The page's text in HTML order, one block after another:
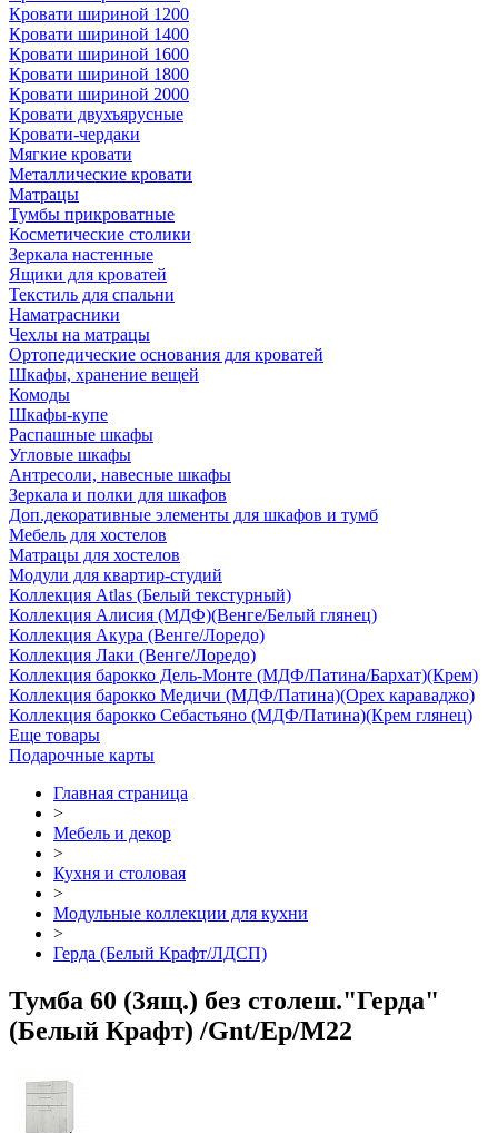
Кровати шириной 1200
Кровати шириной 1400
Кровати шириной 1600
Кровати шириной 1800
Кровати шириной 2000
Кровати двухъярусные
Кровати-чердаки
Мягкие кровати
Металлические кровати
Матрацы
Тумбы прикроватные
Косметические столики
Зеркала настенные
Ящики для кроватей
Текстиль для спальни
Наматрасники
Чехлы на матрацы
Ортопедические основания для кроватей
Шкафы, хранение вещей
Комоды
Шкафы-купе
Распашные шкафы
Угловые шкафы
Антресоли, навесные шкафы
Зеркала и полки для шкафов
Доп.декоративные элементы для шкафов и тумб
Мебель для хостелов
Матрацы для хостелов
Модули для квартир-студий
Коллекция Atlas (Белый текстурный)
Коллекция Алисия (МДФ)(Венге/Белый глянец)
Коллекция Акура (Венге/Лоредо)
Коллекция Лаки (Венге/Лоредо)
Коллекция барокко Дель-Монте (МДФ/Патина/Бархат)(Крем)
Коллекция барокко Медичи (МДФ/Патина)(Орех караваджо)
Коллекция барокко Себастьяно (МДФ/Патина)(Крем глянец)
Еще товары
Подарочные карты
Главная страница
>
Мебель и декор
>
Кухня и столовая
>
Модульные коллекции для кухни
>
Герда (Белый Крафт/ЛДСП)
Тумба 60 (3ящ.) без столеш."Герда"
(Белый Крафт) /Gnt/Ep/М22